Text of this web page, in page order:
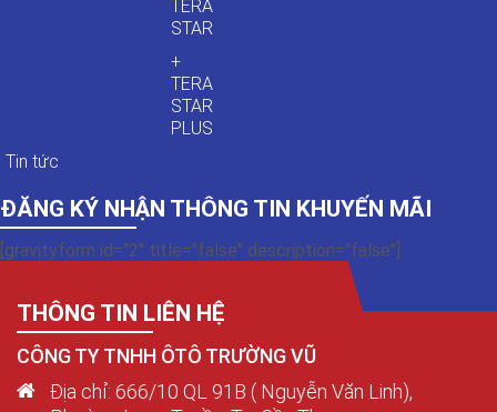
TERA
STAR
+
TERA
STAR
PLUS
Tin tức
ĐĂNG KÝ NHẬN THÔNG TIN KHUYẾN MÃI
[gravityform id="2" title="false" description="false"]
THÔNG TIN LIÊN HỆ
CÔNG TY TNHH ÔTÔ TRƯỜNG VŨ
Địa chỉ: 666/10 QL 91B ( Nguyễn Văn Linh),